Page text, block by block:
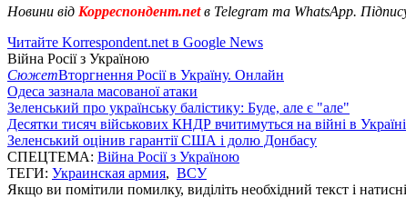
Новини від Корреспондент.netв Telegram та WhatsApp.
Читайте Korrespondent.net в Google News
Війна Росії з Україною
СюжетВторгнення Росії в Україну. Онлайн
Одеса зазнала масованої атаки
Зеленський про українську балістику: Буде, але є "але"
Десятки тисяч військових КНДР вчитимуться на війні в
Зеленський оцінив гарантії США і долю Донбасу
СПЕЦТЕМА: Війна Росії з Україною
ТЕГИ: Украинская армия, ВСУ
Якщо ви помітили помилку, виділіть необхідний текст і